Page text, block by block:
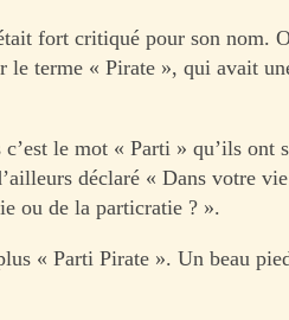
fort critiqué pour son nom.
le terme « Pirate », qui avait
le mot « Parti » qu’ils ont
déclaré « Dans votre
ou de la particratie ? ».
« Parti Pirate ». Un beau